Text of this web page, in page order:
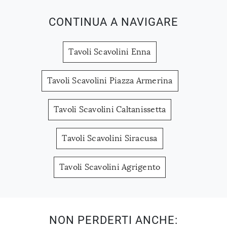
CONTINUA A NAVIGARE
Tavoli Scavolini Enna
Tavoli Scavolini Piazza Armerina
Tavoli Scavolini Caltanissetta
Tavoli Scavolini Siracusa
Tavoli Scavolini Agrigento
NON PERDERTI ANCHE: